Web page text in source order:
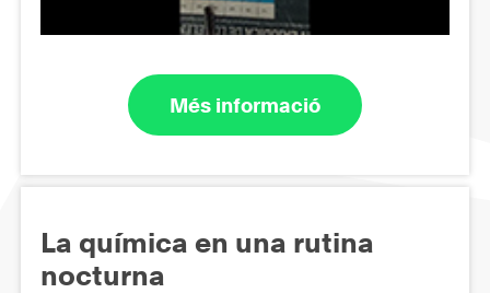
Més informació
La química en una rutina
nocturna